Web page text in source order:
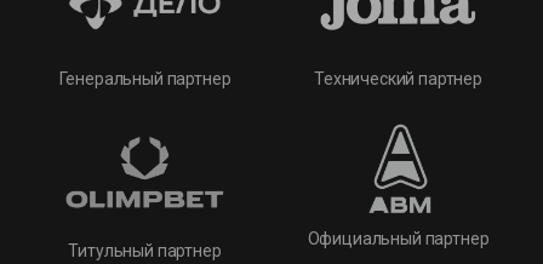
Генеральный партнер
Титульный партнер
Технический партнер
Официальный партнер